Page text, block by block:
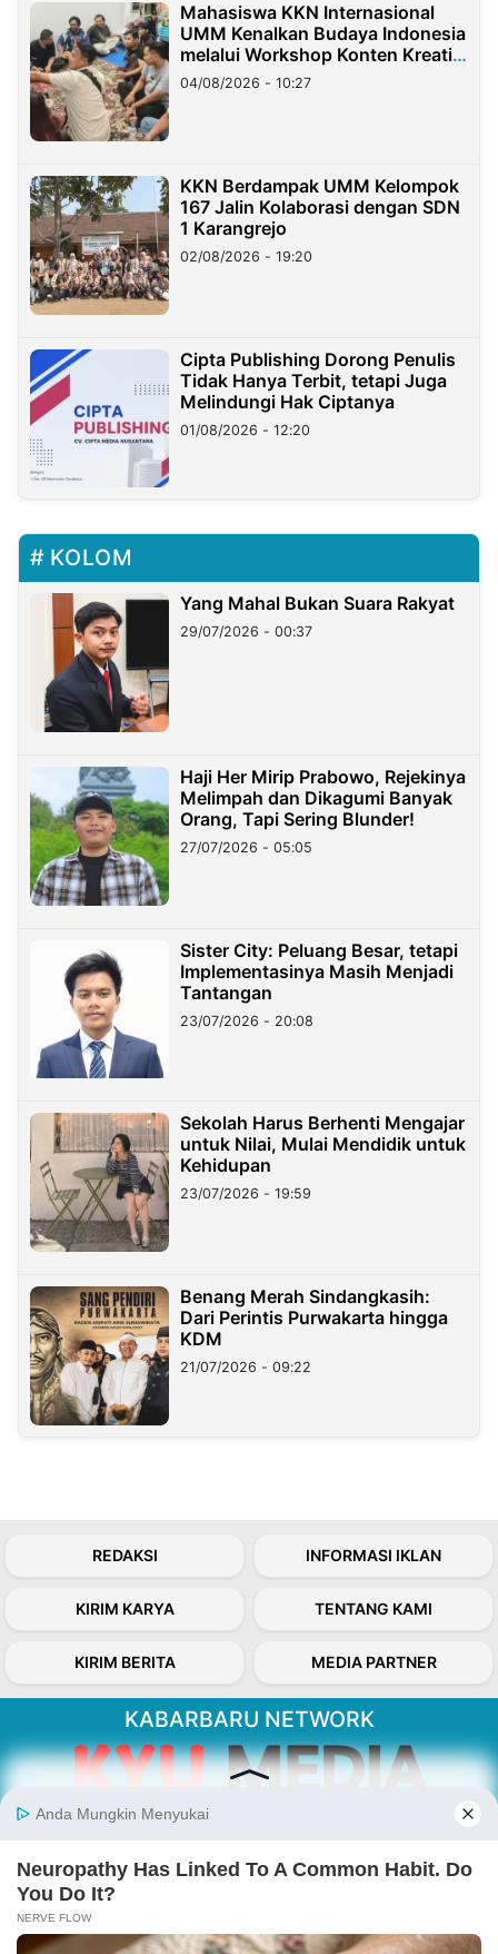
Mahasiswa KKN Internasional
UMM Kenalkan Budaya Indonesia
melalui Workshop Konten Kreatif
di Taiwan
04/08/2026 - 10:27
KKN Berdampak UMM Kelompok
167 Jalin Kolaborasi dengan SDN
1 Karangrejo
02/08/2026 - 19:20
Cipta Publishing Dorong Penulis
Tidak Hanya Terbit, tetapi Juga
Melindungi Hak Ciptanya
01/08/2026 - 12:20
KOLOM
Yang Mahal Bukan Suara Rakyat
29/07/2026 - 00:37
Haji Her Mirip Prabowo, Rejekinya
Melimpah dan Dikagumi Banyak
Orang, Tapi Sering Blunder!
27/07/2026 - 05:05
Sister City: Peluang Besar, tetapi
Implementasinya Masih Menjadi
Tantangan
23/07/2026 - 20:08
Sekolah Harus Berhenti Mengajar
untuk Nilai, Mulai Mendidik untuk
Kehidupan
23/07/2026 - 19:59
Benang Merah Sindangkasih:
Dari Perintis Purwakarta hingga
KDM
21/07/2026 - 09:22
REDAKSI INFORMASI IKLAN
KIRIM KARYA TENTANG KAMI
KIRIM BERITA MEDIA PARTNER
KABARBARU NETWORK